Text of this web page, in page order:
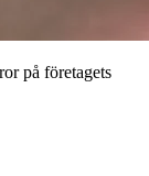
på företagets